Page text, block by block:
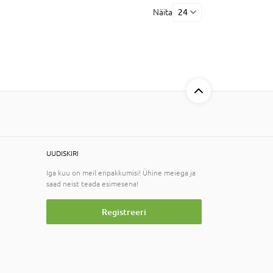
Näita 24
UUDISKIRI
Iga kuu on meil eripakkumisi! Ühine meiega ja
saad neist teada esimesena!
Registreeri